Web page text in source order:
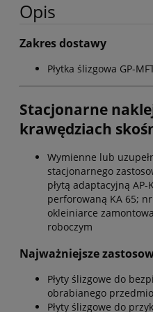
Opis
Zakres dostawy
Płytka ślizgowa GP-
Stacjonarne
krawędziach
Wymienne lub
stacjonarnego
płytą adaptacyjną AP-
perforowaną KA 65;
okleiniarce
roboczym
Najważniejsze
Płyty ślizgowe do
obrabianego
Płyty ślizgowe do